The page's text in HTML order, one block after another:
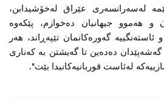
لەسەرانسەری عێراق لەخۆشیدابن،
جیھانیان دەخوازم، پێکەوە
گەورەکانمان تێپەڕاند، ھەر
دەدەین تا گەیشتن بە کەناری
لەئاست قوربانیەکانیدا بێت''.